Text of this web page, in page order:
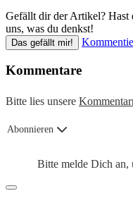
Gefällt dir der Artikel? Hast
uns, was du denkst!
Das gefällt mir!
Kommentare
Bitte lies unsere
Abonnieren
Bitte melde Dich an,